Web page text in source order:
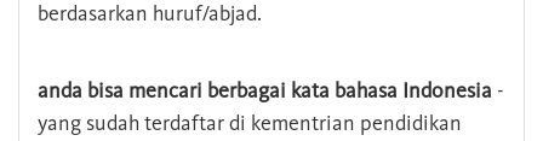
berdasarkan huruf/abjad.
anda bisa mencari berbagai kata bahasa Indonesia -
yang sudah terdaftar di kementrian pendidikan